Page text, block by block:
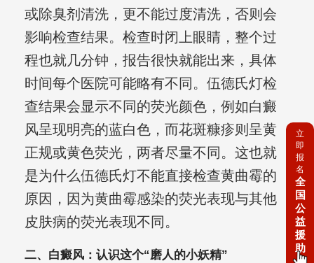
或除臭剂清洗，更不能过度清洗，否则会
影响检查结果。检查时闭上眼睛，整个过
程也就几分钟，报告很快就能出来，具体
时间每个医院可能略有不同。伍德氏灯检
查结果会显示不同的荧光颜色，例如白癜
风呈现明亮的蓝白色，而花斑糠疹则呈黄
正规或黄色荧光，两者尽量不同。这也就
是为什么伍德氏灯不能直接检查黄曲霉的
原因，因为黄曲霉感染的荧光表现与其他
皮肤病的荧光表现不同。
二、白癜风：认识这个“磨人的小妖精”
立
即
报
名
全
国
公
益
援
助